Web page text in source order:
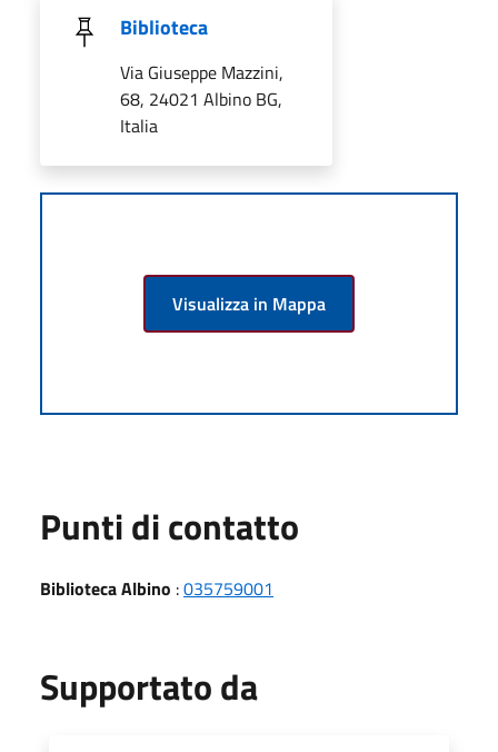
Biblioteca
Via Giuseppe Mazzini,
68, 24021 Albino BG,
Italia
Visualizza in Mappa
Punti di contatto
Biblioteca Albino :035759001
Supportato da